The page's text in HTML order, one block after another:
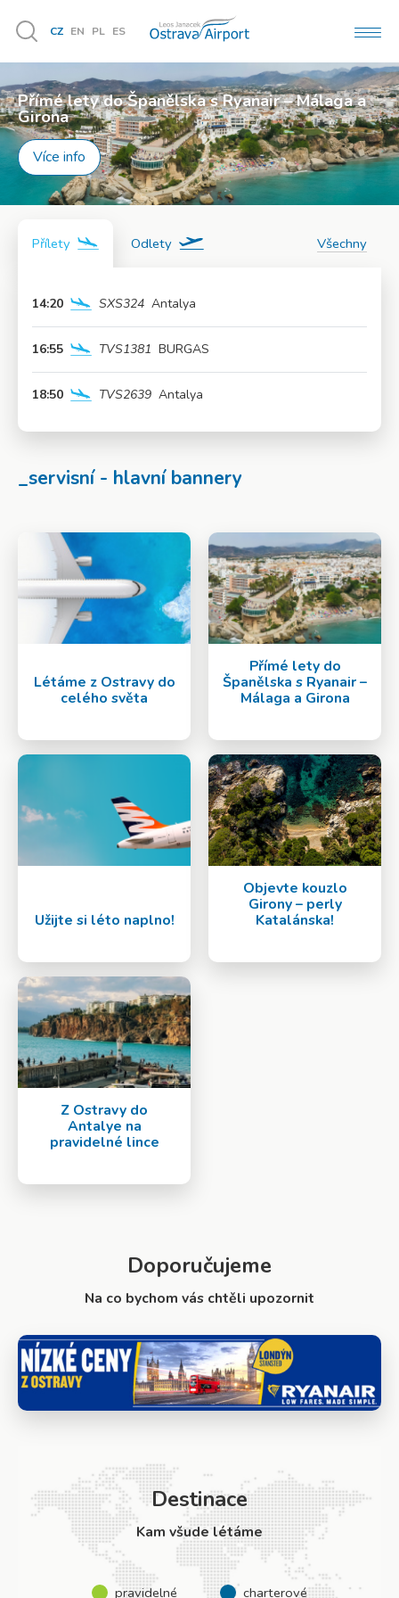
Vyhledávání
CZ EN PL ES
Přímé lety do Španělska s Ryanair – Málaga a
Girona
Více info
Užijte si léto naplno!
Více info
Přílety Odlety Všechny
14:20 SXS324 Antalya
16:55 TVS1381 BURGAS
18:50 TVS2639 Antalya
_servisní - hlavní bannery
Létáme z Ostravy do
celého světa
Přímé lety do
Španělska s Ryanair –
Málaga a Girona
Užijte si léto naplno!
Objevte kouzlo
Girony – perly
Katalánska!
Z Ostravy do
Antalye na
pravidelné lince
Doporučujeme
Na co bychom vás chtěli upozornit
Destinace
Kam všude létáme
pravidelné charterové